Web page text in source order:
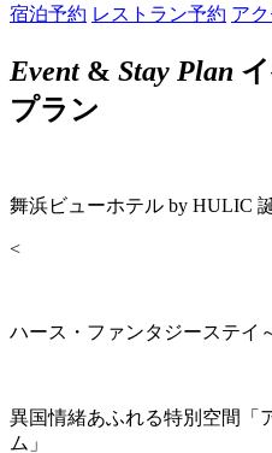
宿泊予約 レストラン予約 ア
Event& Stay Plan
プラン
舞浜ビューホテル by HULIC
<
ハース・ファンタジーステイ
異国情緒あふれる特別空間「
ム」